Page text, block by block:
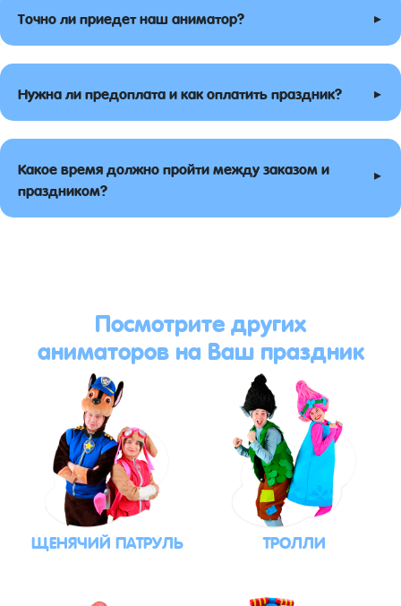
Точно ли приедет наш аниматор? ▸
Нужна ли предоплата и как оплатить праздник? ▸
Какое время должно пройти между заказом и
праздником?
▸
Посмотрите других
аниматоров на Ваш праздник
ЩЕНЯЧИЙ ПАТРУЛЬ ТРОЛЛИ